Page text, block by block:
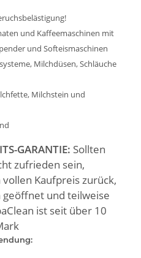
und Kaffeemaschinen mit
und Softeismaschinen
Milchdüsen, Schläuche
Milchstein und
GARANTIE: Sollten
zufrieden sein,
Kaufpreis zurück,
geöffnet und teilweise
ist seit über 10